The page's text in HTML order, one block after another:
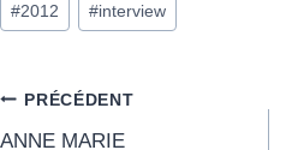
#2012 #interview
PRÉCÉDENT
ANNE MARIE